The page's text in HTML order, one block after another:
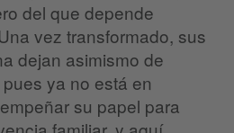
del que depende
vez transformado, sus
dejan asimismo de
ya no está en
su papel para